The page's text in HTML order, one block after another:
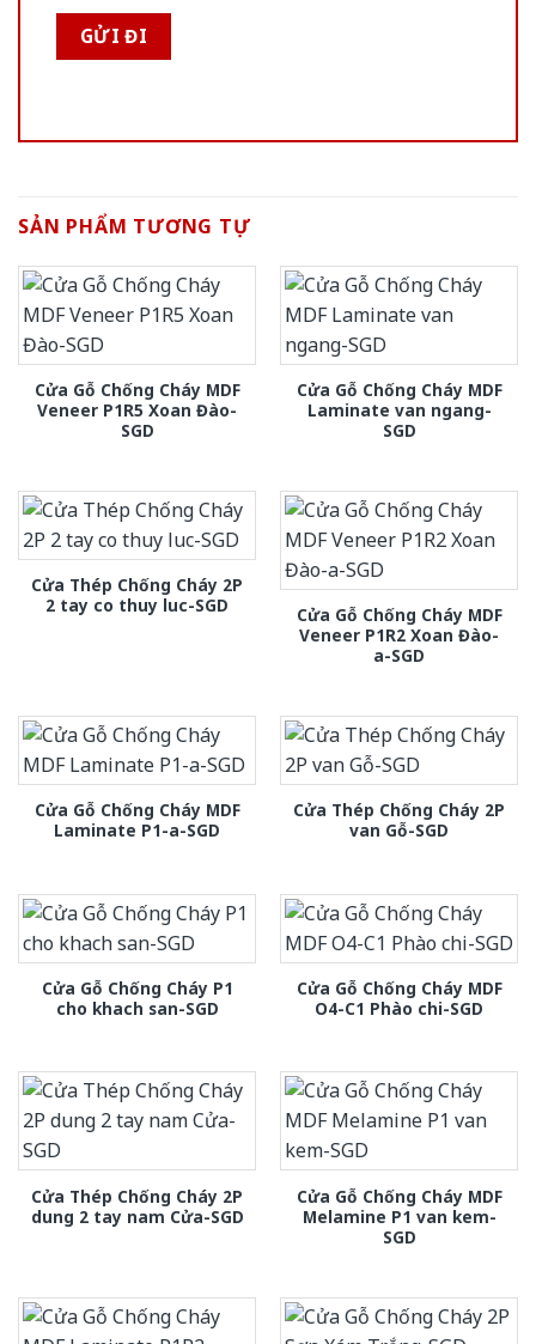
SẢN PHẨM TƯƠNG TỰ
Cửa Gỗ Chống Cháy MDF
Veneer P1R5 Xoan Đào-
SGD
Cửa Gỗ Chống Cháy MDF
Laminate van ngang-
SGD
Cửa Thép Chống Cháy 2P
2 tay co thuy luc-SGD
Cửa Gỗ Chống Cháy MDF
Veneer P1R2 Xoan Đào-
a-SGD
Cửa Gỗ Chống Cháy MDF
Laminate P1-a-SGD
Cửa Thép Chống Cháy 2P
van Gỗ-SGD
Cửa Gỗ Chống Cháy P1
cho khach san-SGD
Cửa Gỗ Chống Cháy MDF
O4-C1 Phào chi-SGD
Cửa Thép Chống Cháy 2P
dung 2 tay nam Cửa-SGD
Cửa Gỗ Chống Cháy MDF
Melamine P1 van kem-
SGD